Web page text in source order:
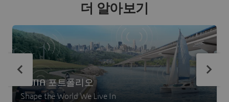
더 알아보기
CATIA 포트폴리오
Shape the World We Live In